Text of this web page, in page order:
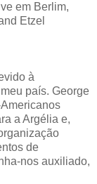
em Berlim,
Etzel
à
país. George
a Argélia e,
de
nos auxiliado,